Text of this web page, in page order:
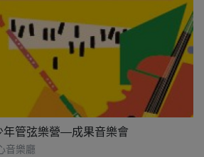
年管弦樂營—成果音樂會
音樂廳